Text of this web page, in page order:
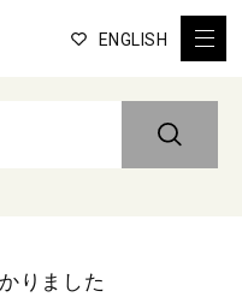
ENGLISH
りました